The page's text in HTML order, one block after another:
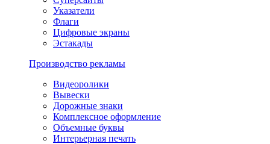
Указатели
Флаги
Цифровые экраны
Эстакады
Производство рекламы
Видеоролики
Вывески
Дорожные знаки
Комплексное оформление
Объемные буквы
Интерьерная печать